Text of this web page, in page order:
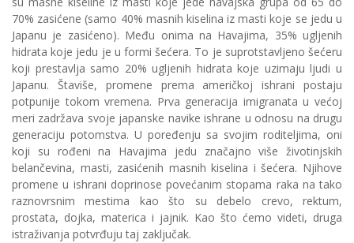
70% zasićene (samo 40% masnih kiselina iz masti koje se jedu u
Japanu je zasićeno). Među onima na Havajima, 35% ugljenih
hidrata koje jedu je u formi šećera. To je suprotstavljeno šećeru
koji prestavlja samo 20% ugljenih hidrata koje uzimaju ljudi u
Japanu. Štaviše, promene prema američkoj ishrani postaju
potpunije tokom vremena. Prva generacija imigranata u većoj
meri zadržava svoje japanske navike ishrane u odnosu na drugu
generaciju potomstva. U poređenju sa svojim roditeljima, oni
koji su rođeni na Havajima jedu značajno više životinjskih
belančevina, masti, zasićenih masnih kiselina i šećera. Njihove
promene u ishrani doprinose povećanim stopama raka na tako
raznovrsnim mestima kao što su debelo crevo, rektum,
prostata, dojka, materica i jajnik. Kao što ćemo videti, druga
istraživanja potvrđuju taj zaključak.